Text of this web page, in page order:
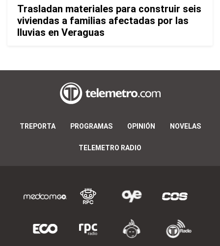
Trasladan materiales para construir seis
viviendas a familias afectadas por las
lluvias en Veraguas
TREPORTA PROGRAMAS OPINIÓN NOVELAS
TELEMETRO RADIO